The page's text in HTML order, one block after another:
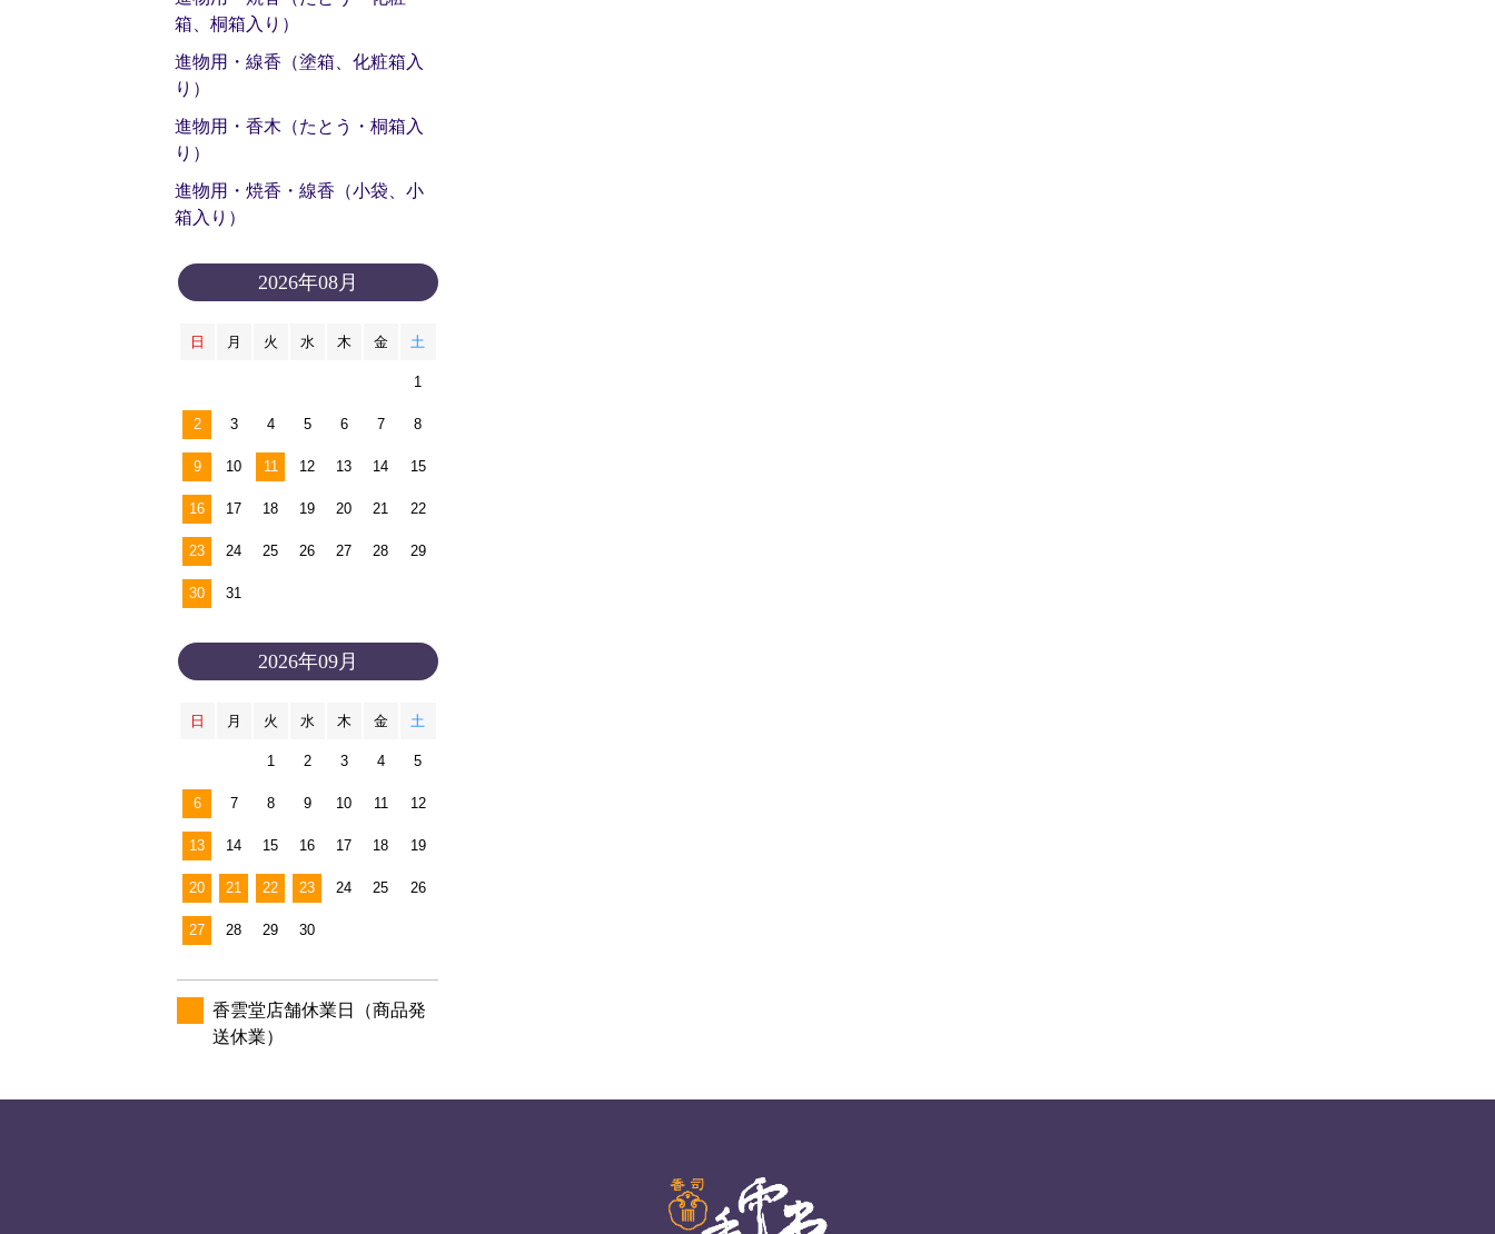
箱、桐箱入り）
進物用・線香（塗箱、化粧箱入
り）
進物用・香木（たとう・桐箱入
り）
進物用・焼香・線香（小袋、小
箱入り）
2026年08月
日 月 火 水 木 金 土
1
2 3 4 5 6 7 8
9 10 11 12 13 14 15
16 17 18 19 20 21 22
23 24 25 26 27 28 29
30 31
2026年09月
日 月 火 水 木 金 土
1 2 3 4 5
6 7 8 9 10 11 12
13 14 15 16 17 18 19
20 21 22 23 24 25 26
27 28 29 30
香雲堂店舗休業日（商品発
送休業）